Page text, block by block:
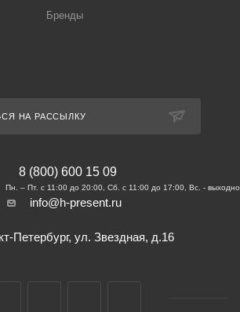
Бренды
НА РАССЫЛКУ
8 (800) 600 15 09
info@h-present.ru
Петербург, ул. Звездная, д.16